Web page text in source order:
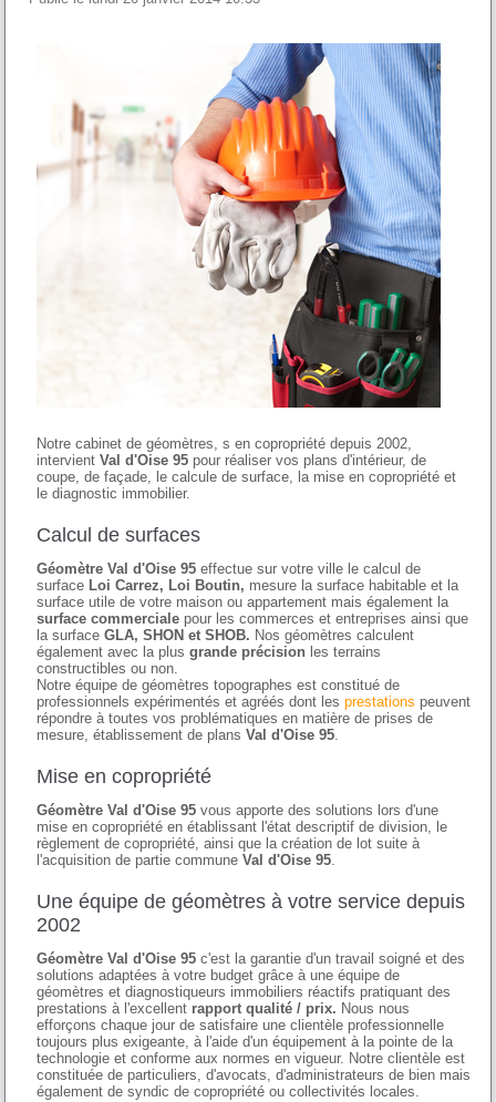
Notre cabinet de géomètres, s en copropriété depuis 2002,
intervientVal d'Oise 95 pour réaliser vos plans d'intérieur, de
coupe, de façade, le calcule de surface, la mise en copropriété et
le diagnostic immobilier.
Calcul de surfaces
Géomètre Val d'Oise 95 effectue sur votre ville le calcul de
surface Loi Carrez, Loi Boutin, mesure la surface habitable et la
surface utile de votre maison ou appartement mais également la
surface commerciale pour les commerces et entreprises ainsi que
la surfaceGLA, SHON et SHOB. Nos géomètres calculent
également avec la plusgrande précision les terrains
constructibles ou non.
Notre équipe de géomètres topographes est constitué de
professionnels expérimentés et agréés dont lesprestations peuvent
répondre à toutes vos problématiques en matière de prises de
mesure, établissement de plansVal d'Oise 95.
Mise en copropriété
Géomètre Val d'Oise 95 vous apporte des solutions lors d'une
mise en copropriété en établissant l'état descriptif de division, le
règlement de copropriété, ainsi que la création de lot suite à
l'acquisition de partie communeVal d'Oise 95.
Une équipe de géomètres à votre service depuis
2002
Géomètre Val d'Oise 95 c'est la garantie d'un travail soigné et des
solutions adaptées à votre budget grâce à une équipe de
géomètres et diagnostiqueurs immobiliers réactifs pratiquant des
prestations à l'excellent rapport qualité / prix. Nous nous
efforçons chaque jour de satisfaire une clientèle professionnelle
toujours plus exigeante, à l'aide d'un équipement à la pointe de la
technologie et conforme aux normes en vigueur. Notre clientèle est
constituée de particuliers, d'avocats, d'administrateurs de bien mais
également de syndic de copropriété ou collectivités locales.